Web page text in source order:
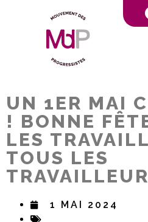
UN 1ER MAI
! BONNE
LES
TOUS LES
1 MAI 2024